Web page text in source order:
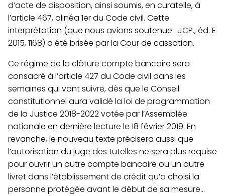
d’acte de disposition, ainsi soumis, en curatelle, à
l’article 467, alinéa 1er du Code civil. Cette
interprétation (que nous avions soutenue : JCP., éd. E
2015, 1168) a été brisée par la Cour de cassation.
Ce régime de la clôture compte bancaire sera
consacré à l’article 427 du Code civil dans les
semaines qui vont suivre, dès que le Conseil
constitutionnel aura validé la loi de programmation
de la Justice 2018-2022 votée par l’Assemblée
nationale en dernière lecture le 18 février 2019. En
revanche, le nouveau texte précisera aussi que
l’autorisation du juge des tutelles ne sera plus requise
pour ouvrir un autre compte bancaire ou un autre
livret dans l’établissement de crédit qu’a choisi la
personne protégée avant le début de sa mesure…